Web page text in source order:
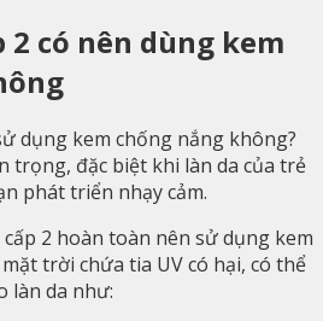
2 có nên dùng kem
dụng kem chống nắng không?
trọng, đặc biệt khi làn da của trẻ
phát triển nhạy cảm.
2 hoàn toàn nên sử dụng kem
trời chứa tia UV có hại, có thể
làn da như: